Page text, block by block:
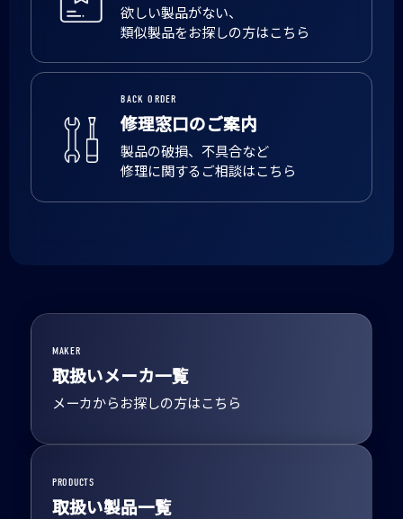
欲しい製品がない、
類似製品をお探しの方はこちら
BACK ORDER
修理窓口のご案内
製品の破損、不具合など
修理に関するご相談はこちら
MAKER
取扱いメーカ一覧
メーカからお探しの方はこちら
PRODUCTS
取扱い製品一覧